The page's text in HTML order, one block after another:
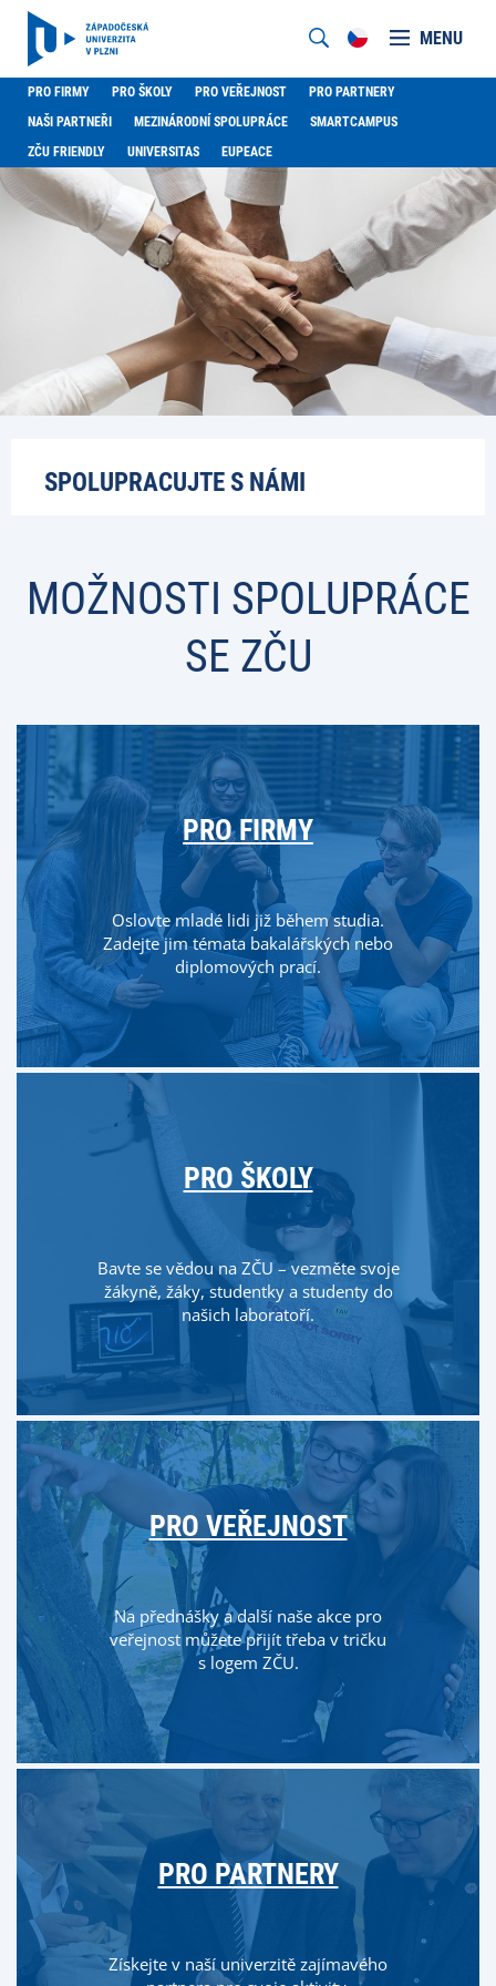
MENU
PRO FIRMY PRO ŠKOLY PRO VEŘEJNOST
PRO PARTNERY
NAŠI PARTNEŘI
MEZINÁRODNÍ SPOLUPRÁCE
SMARTCAMPUS
ZČU FRIENDLY
UNIVERSITAS EUPEACE
SPOLUPRACUJTE S NÁMI
MOŽNOSTI SPOLUPRÁCE
SE ZČU
PRO FIRMY
Oslovte mladé lidi již během studia.
Zadejte jim témata bakalářských nebo
diplomových prací.
PRO ŠKOLY
Bavte se vědou na ZČU – vezměte svoje
žákyně, žáky, studentky a studenty do
našich laboratoří.
PRO VEŘEJNOST
Na přednášky a další naše akce pro
veřejnost můžete přijít třeba v tričku
s logem ZČU.
PRO PARTNERY
Získejte v naší univerzitě zajímavého